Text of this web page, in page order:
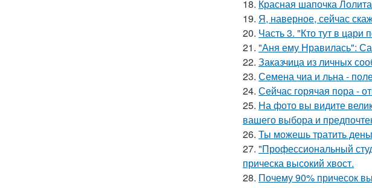
18. Красная шапочка
19. Я, наверное, сейчас
20. Часть 3. "Кто тут в цари
21. "Аня ему Нравилась":
22. Заказчица из личных
23. Семена чиа и льна -
24. Сейчас горячая пора -
25. На фото вы видите
вашего выбора и
26. Ты можешь тратить
27. "Профессиональный
прическа высокий хвост.
28. Почему 90% причесок